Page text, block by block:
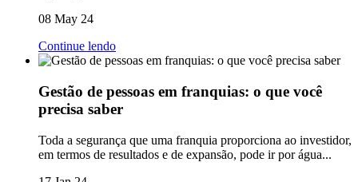
08 May 24
Continue lendo
Gestão de pessoas em franquias: o que você
precisa saber
Toda a segurança que uma franquia proporciona ao investidor,
em termos de resultados e de expansão, pode ir por água...